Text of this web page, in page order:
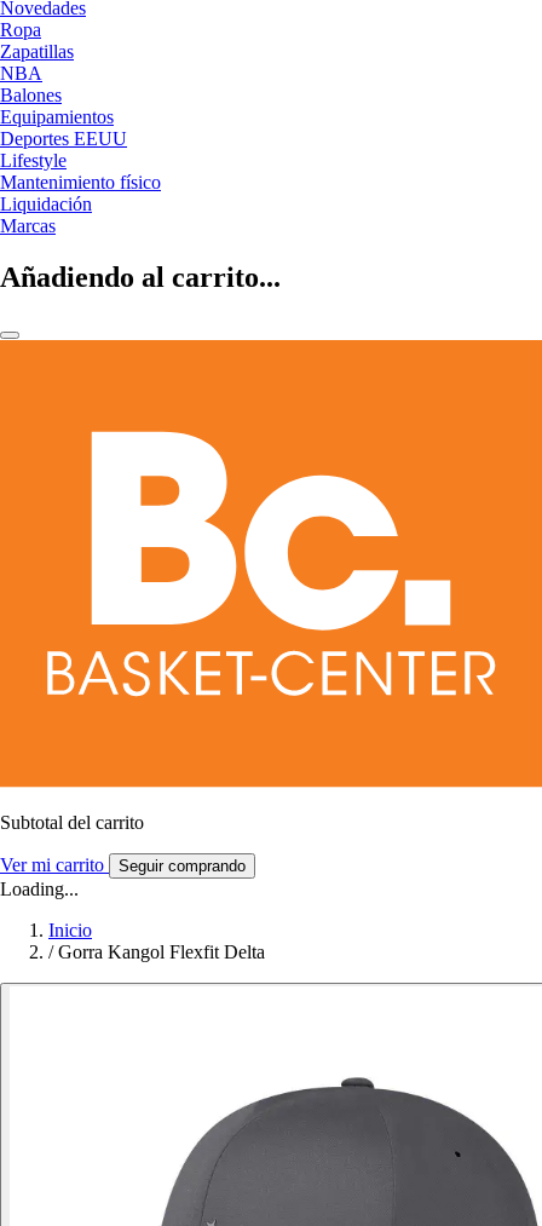
Novedades
Ropa
Zapatillas
NBA
Balones
Equipamientos
Deportes EEUU
Lifestyle
Mantenimiento físico
Liquidación
Marcas
Añadiendo al carrito...
Subtotal del carrito
Ver mi carrito Seguir comprando
Loading...
Inicio
/ Gorra Kangol Flexfit Delta